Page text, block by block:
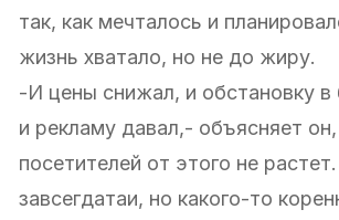
так, как мечталось и
жизнь хватало, но не до жиру.
-И цены снижал, и обстановку в
и рекламу давал,- объясняет
посетителей от этого не
завсегдатаи, но какого-то